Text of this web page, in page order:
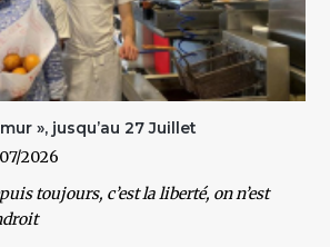
», jusqu’au 27 Juillet
2026
toujours, c’est la liberté, on n’est